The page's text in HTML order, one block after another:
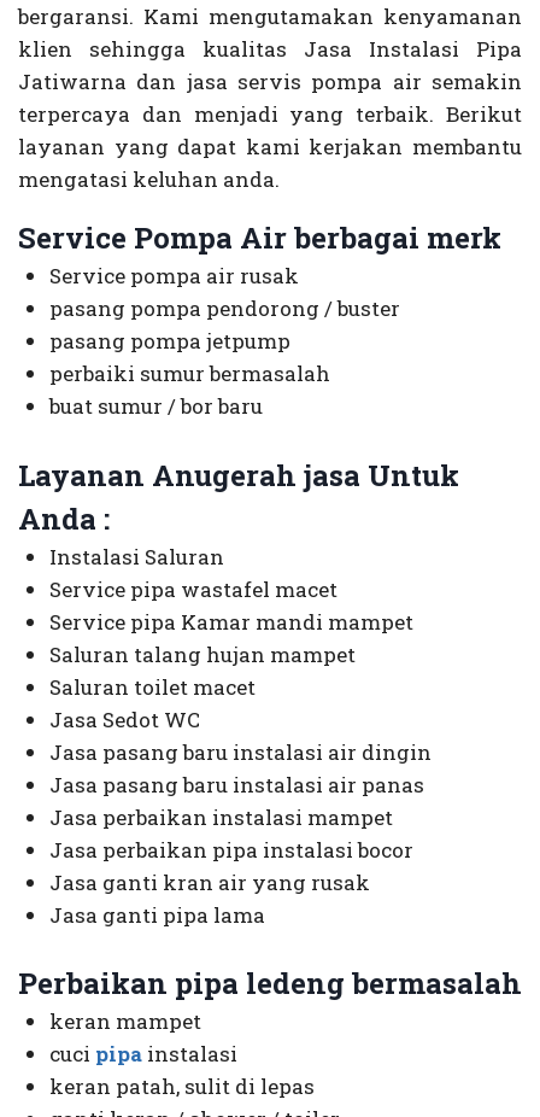
bergaransi. Kami mengutamakan kenyamanan
klien sehingga kualitas Jasa Instalasi Pipa
Jatiwarna dan jasa servis pompa air semakin
terpercaya dan menjadi yang terbaik. Berikut
layanan yang dapat kami kerjakan membantu
mengatasi keluhan anda.
Service Pompa Air berbagai merk
Service pompa air rusak
pasang pompa pendorong / buster
pasang pompa jetpump
perbaiki sumur bermasalah
buat sumur / bor baru
Layanan Anugerah jasa Untuk
Anda :
Instalasi Saluran
Service pipa wastafel macet
Service pipa Kamar mandi mampet
Saluran talang hujan mampet
Saluran toilet macet
Jasa Sedot WC
Jasa pasang baru instalasi air dingin
Jasa pasang baru instalasi air panas
Jasa perbaikan instalasi mampet
Jasa perbaikan pipa instalasi bocor
Jasa ganti kran air yang rusak
Jasa ganti pipa lama
Perbaikan pipa ledeng bermasalah
keran mampet
cuci pipainstalasi
keran patah, sulit di lepas